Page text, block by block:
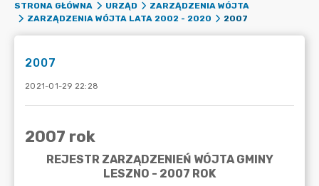
STRONA GŁÓWNA URZĄD
ZARZĄDZENIA WÓJTA
ZARZĄDZENIA WÓJTA LATA 2002 - 2020
2007
2007
2021-01-29 22:28